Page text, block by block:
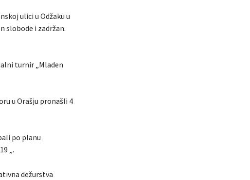
ulici u Odžaku u
slobode i zadržan.
turnir „Mladen
u Orašju pronašli 4
po planu
„.
dežurstva